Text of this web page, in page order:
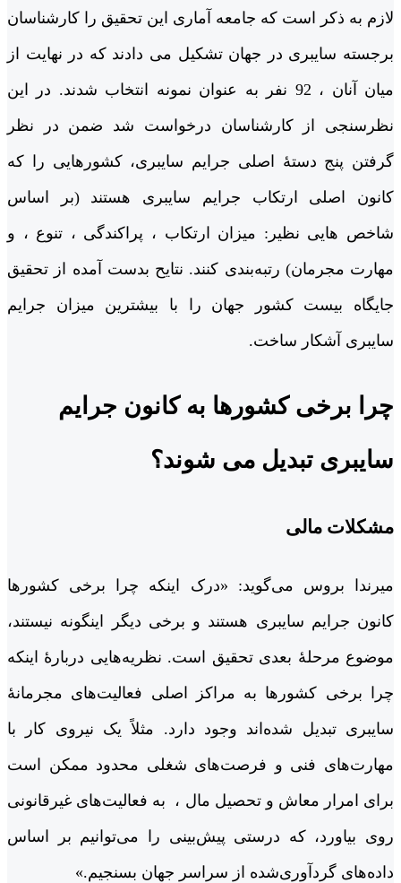
لازم به ذکر است که جامعه آماری این تحقیق را کارشناسان
برجسته سایبری در جهان تشکیل می دادند که در نهایت از
میان آنان ، 92 نفر به عنوان نمونه انتخاب شدند. در این
نظرسنجی از کارشناسان درخواست شد ضمن در نظر
گرفتن پنج دستۀ اصلی جرایم سایبری، کشورهایی را که
کانون اصلی ارتکاب جرایم سایبری هستند (بر اساس
شاخص هایی نظیر: میزان ارتکاب ، پراکندگی ، تنوع ، و
مهارت مجرمان) رتبه‌بندی کنند. نتایح بدست آمده از تحقیق
جایگاه بیست کشور جهان را با بیشترین میزان جرایم
سایبری آشکار ساخت.
چرا برخی کشورها به کانون جرایم
سایبری تبدیل می شوند؟
مشکلات مالی
میرندا بروس می‌گوید: «درک اینکه چرا برخی کشورها
کانون جرایم سایبری هستند و برخی دیگر اینگونه نیستند،
موضوع مرحلۀ بعدی تحقیق است. نظریه‌هایی دربارۀ اینکه
چرا برخی کشورها به مراکز اصلی فعالیت‌های مجرمانۀ
سایبری تبدیل شده‌اند وجود دارد. مثلاً یک نیروی کار با
مهارت‌های فنی و فرصت‌های شغلی محدود ممکن است
برای امرار معاش و تحصیل مال ، به فعالیت‌های غیرقانونی
روی بیاورد، که درستی پیش‌بینی را می‌توانیم بر اساس
داده‌های گردآوری‌شده از سراسر جهان بسنجیم.»